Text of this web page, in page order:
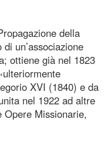
della
un’associazione
ottiene già nel 1823
XVI (1840) e da
nel 1922 ad altre
Opere Missionarie,